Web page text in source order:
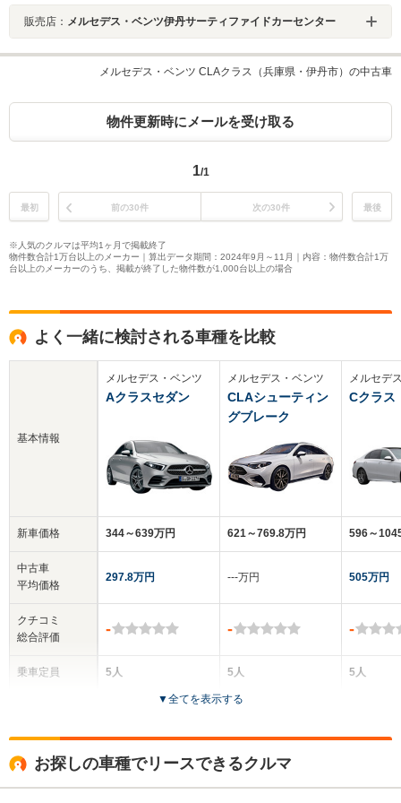
販売店： メルセデス・ベンツ伊丹サーティファイドカーセンター
メルセデス・ベンツ CLAクラス（兵庫県・伊丹市）の中古車
物件更新時にメールを受け取る
1/1
最初 前の30件 次の30件 最後
※人気のクルマは平均1ヶ月で掲載終了
物件数合計1万台以上のメーカー｜算出データ期間：2024年9月～11月｜内容：物件数合計1万
台以上のメーカーのうち、掲載が終了した物件数が1,000台以上の場合
よく一緒に検討される車種を比較
基本情報
新車価格
中古車
平均価格
クチコミ
総合評価
乗車定員
メルセデス・ベンツ
Aクラスセダン
344～639万円
297.8万円
-
5人
全高
1.43m～1.46m
メルセデス・ベンツ
CLAシューティン
グブレーク
621～769.8万円
‐‐‐万円
-
5人
5ドア
全高
1.46m～1.47m
メルセデ
Cクラス
596～
505万円
-
5人
▼全てを表示する
お探しの車種でリースできるクルマ